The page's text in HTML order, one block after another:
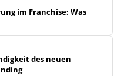
im Franchise: Was
des neuen